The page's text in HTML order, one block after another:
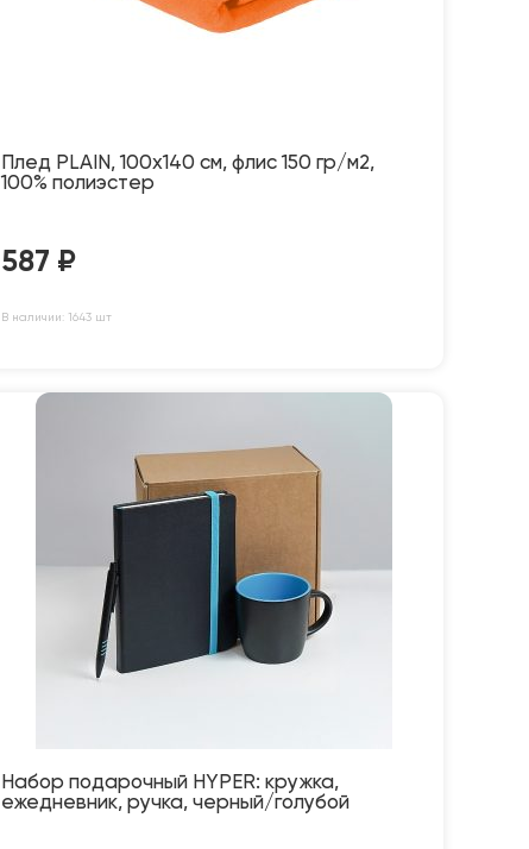
Плед PLAIN, 100х140 см, флис 150 гр/м2,
100% полиэстер
587 ₽
В наличии: 1643 шт
Набор подарочный HYPER: кружка,
ежедневник, ручка, черный/голубой